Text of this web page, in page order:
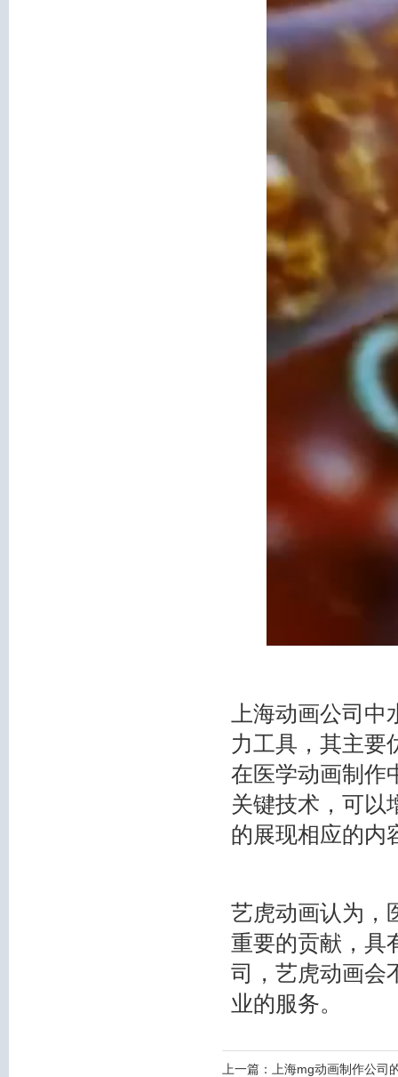
上海动画公司
力工具，其主要
在医学动画制作
关键技术，可以
的展现相应的内
艺虎动画认为，
重要的贡献，具
司，艺虎动画会
业的服务。
上一篇：
上海mg动画制作公司